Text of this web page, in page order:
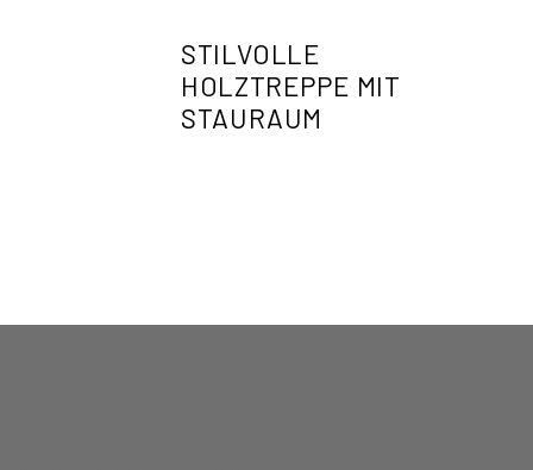
STILVOLLE
HOLZTREPPE MIT
STAURAUM